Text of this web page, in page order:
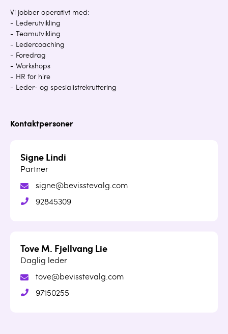
Vi jobber operativt med:
- Lederutvikling
- Teamutvikling
- Ledercoaching
- Foredrag
- Workshops
- HR for hire
- Leder- og spesialistrekruttering
Kontaktpersoner
Signe Lindi
Partner
signe@bevisstevalg.com
92845309
Tove M. Fjellvang Lie
Daglig leder
tove@bevisstevalg.com
97150255